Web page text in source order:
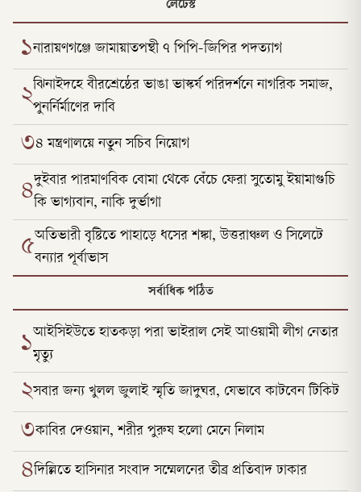
লেটেস্ট
১নারায়ণগঞ্জে জামায়াতপন্থী ৭ পিপি-জিপির পদত্যাগ
২ঝিনাইদহে বীরশ্রেষ্ঠের ভাঙা ভাস্কর্য পরিদর্শনে নাগরিক সমাজ,
পুনর্নির্মাণের দাবি
৩৪ মন্ত্রণালয়ে নতুন সচিব নিয়োগ
৪দুইবার পারমাণবিক বোমা থেকে বেঁচে ফেরা সুতোমু ইয়ামাগুচি
কি ভাগ্যবান, নাকি দুর্ভাগা
৫অতিভারী বৃষ্টিতে পাহাড়ে ধসের শঙ্কা, উত্তরাঞ্চল ও সিলেটে
বন্যার পূর্বাভাস
সর্বাধিক পঠিত
১আইসিইউতে হাতকড়া পরা ভাইরাল সেই আওয়ামী লীগ নেতার
মৃত্যু
২সবার জন্য খুলল জুলাই স্মৃতি জাদুঘর, যেভাবে কাটবেন টিকিট
৩কাবির দেওয়ান, শরীর পুরুষ হলো মেনে নিলাম
৪দিল্লিতে হাসিনার সংবাদ সম্মেলনের তীব্র প্রতিবাদ ঢাকার